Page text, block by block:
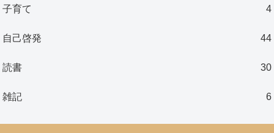
子育て 4
自己啓発 44
読書 30
雑記 6